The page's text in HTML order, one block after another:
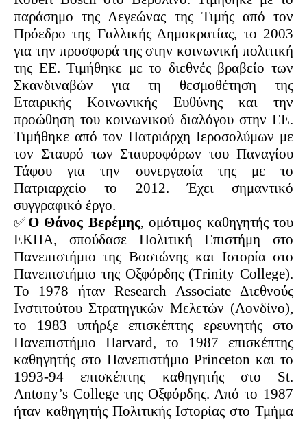
παράσημο της Λεγεώνας της Τιμής από τον
Πρόεδρο της Γαλλικής Δημοκρατίας, το 2003
για την προσφορά της στην κοινωνική πολιτική
της ΕΕ. Τιμήθηκε με το διεθνές βραβείο των
Σκανδιναβών για τη θεσμοθέτηση της
Εταιρικής Κοινωνικής Ευθύνης και την
προώθηση του κοινωνικού διαλόγου στην ΕΕ.
Τιμήθηκε από τον Πατριάρχη Ιεροσολύμων με
τον Σταυρό των Σταυροφόρων του Παναγίου
Τάφου για την συνεργασία της με το
Πατριαρχείο το 2012. Έχει σημαντικό
συγγραφικό έργο.
✅ Ο Θάνος Βερέμης, ομότιμος καθηγητής του
ΕΚΠΑ, σπούδασε Πολιτική Επιστήμη στο
Πανεπιστήμιο της Βοστώνης και Ιστορία στο
Πανεπιστήμιο της Οξφόρδης (Τrinity College).
To 1978 ήταν Research Associate Διεθνούς
Ινστιτούτου Στρατηγικών Μελετών (Λονδίνο),
το 1983 υπήρξε επισκέπτης ερευνητής στο
Πανεπιστήμιο Ηarvard, το 1987 επισκέπτης
καθηγητής στο Πανεπιστήμιο Princeton και το
1993-94 επισκέπτης καθηγητής στο St.
Antony’s College της Οξφόρδης. Από το 1987
ήταν καθηγητής Πολιτικής Ιστορίας στο Τμήμα